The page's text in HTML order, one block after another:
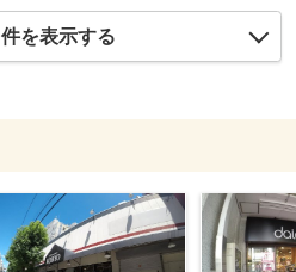
件を表示する